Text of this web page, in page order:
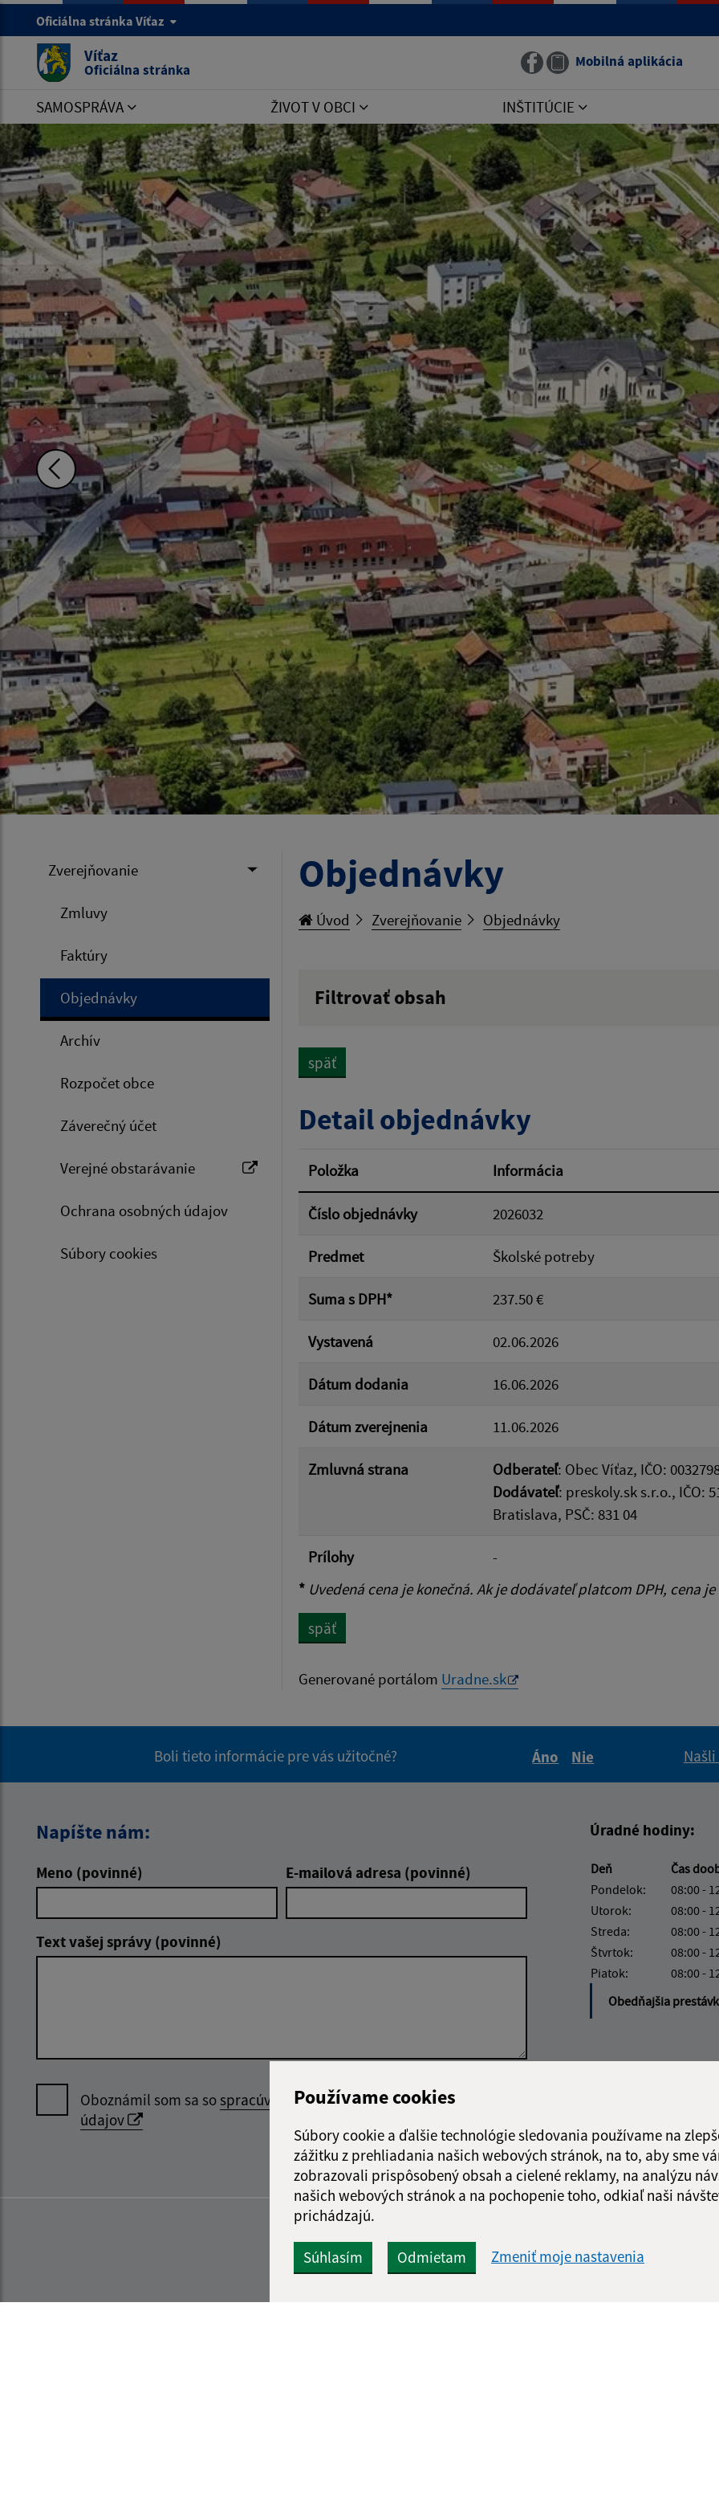
Používame cookies
Súbory cookie a ďalšie technológie sledovania používame na
zážitku z prehliadania našich webových stránok, na to, aby sme
zobrazovali prispôsobený obsah a cielené reklamy, na analýzu
našich webových stránok a na pochopenie toho, odkiaľ naši
prichádzajú.
Súhlasím Odmietam Zmeniť moje nastavenia
Oficiálna stránka Víťaz
Víťaz
Oficiálna stránka Mobilná aplikácia
SAMOSPRÁVA ŽIVOT V OBCI INŠTITÚCIE
Zverejňovanie
Zmluvy
Faktúry
Objednávky
Archív
Rozpočet obce
Záverečný účet
Verejné obstarávanie
Ochrana osobných údajov
Súbory cookies
Objednávky
Úvod Zverejňovanie Objednávky
Filtrovať obsah
Suma od:
Filtrovať
späť
Detail objednávky
Položka Informácia
Číslo objednávky 2026032
Predmet Školské potreby
Suma s DPH* 237.50 €
Vystavená 02.06.2026
Dátum dodania 16.06.2026
Dátum zverejnenia 11.06.2026
Zmluvná strana Odberateľ: Obec Víťaz, IČO:
Dodávateľ: preskoly.sk s.r.o., IČO:
Bratislava, PSČ: 831 04
Prílohy
-
* Uvedená cena je konečná. Ak je dodávateľ platcom DPH, cena
späť
Generované portálom Uradne.sk
Boli tieto informácie pre vás užitočné?
Áno
Nie
Napíšte nám:
Meno (povinné) E-mailová adresa (povinné)
Text vašej správy (povinné)
Oboznámil som sa sospracúvaním osobných
údajov
Google reCaptcha Response
Odoslať
Úradné hodiny:
Deň Čas
Pondelok:
08:00 -
Utorok:
08:00 -
Streda:
08:00 -
Štvrtok:
08:00 -
Piatok:
08:00 -
Obedňajšia